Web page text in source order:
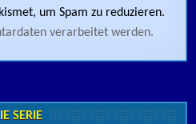
um Spam zu reduzieren.
verarbeitet werden.
SERIE